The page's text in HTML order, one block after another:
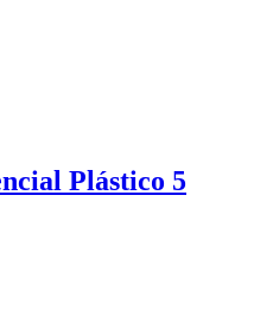
Plástico 5